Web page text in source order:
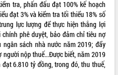
tra, phấn đấu đạt 100% kế hoạch
đạt 3% và kiểm tra tối thiểu 18% số
lực lượng để thực hiện thắng lợi
phê duyệt, bảo đảm chỉ tiêu nợ
sách nhà nước năm 2019; đẩy
nộp thuế...Được biết, năm 2019
6.810 tỷ đồng, trong đó, thu thuế,